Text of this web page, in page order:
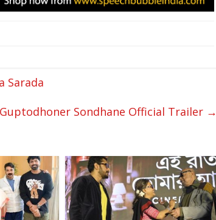
Sarada
Sondhane Official Trailer →